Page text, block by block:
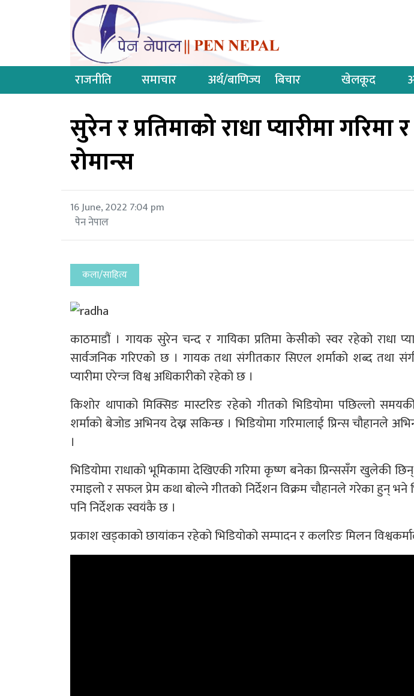
राजनीति समाचार अर्थ/बाणिज्य बिचार खेलकूद
सुरेन र प्रतिमाको राधा प्यारीमा गरिमा
रोमान्स
16 June, 2022 7:04 pm
पेन नेपाल
कला/साहित्य
काठमाडौं । गायक सुरेन चन्द र गायिका प्रतिमा केसीको स्वर रहेको राधा
सार्वजनिक गरिएको छ । गायक तथा संगीतकार सिएल शर्माको शब्द तथा
प्यारीमा एरेन्ज विश्व अधिकारीको रहेको छ ।
किशोर थापाको मिक्सिङ मास्टरिङ रहेको गीतको भिडियोमा पछिल्लो
शर्माको बेजोड अभिनय देख्न सकिन्छ । भिडियोमा गरिमालाई प्रिन्स चौहानले
।
भिडियोमा राधाको भूमिकामा देखिएकी गरिमा कृष्ण बनेका प्रिन्ससँग खुलेकी
रमाइलो र सफल प्रेम कथा बोल्ने गीतको निर्देशन विक्रम चौहानले गरेका हुन् भने
पनि निर्देशक स्वयंकै छ ।
प्रकाश खड्काको छायांकन रहेको भिडियोको सम्पादन र कलरिङ मिलन